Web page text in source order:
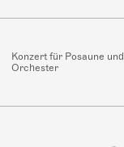
Konzert für Posaune und
Orchester